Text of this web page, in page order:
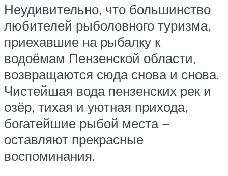
Неудивительно, что большинство
любителей рыболовного туризма,
приехавшие на рыбалку к
водоёмам Пензенской области,
возвращаются сюда снова и снова.
Чистейшая вода пензенских рек и
озёр, тихая и уютная прихода,
богатейшие рыбой места −
оставляют прекрасные
воспоминания.